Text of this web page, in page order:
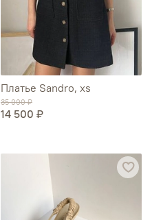
Платье Sandro, xs
35 000 ₽
14 500 ₽